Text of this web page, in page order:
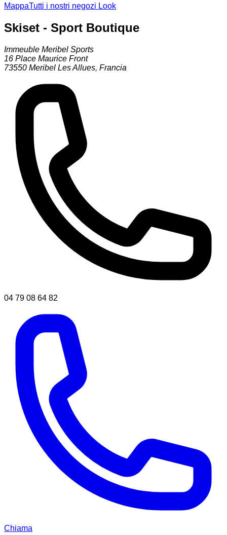
MappaTutti i nostri negozi Look
Skiset - Sport Boutique
Immeuble Meribel Sports
16 Place Maurice Front
73550 Meribel Les Allues, Francia
04 79 08 64 82
Chiama